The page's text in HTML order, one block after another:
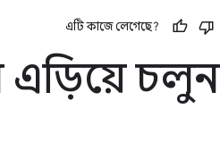
এটি কাজে লেগেছে?
এড়িয়ে চলুন